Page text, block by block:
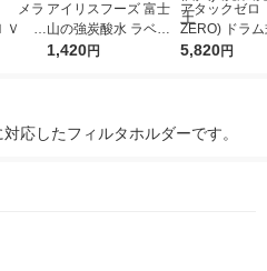
メラ
Ｖ 4
まけ
アイリスフーズ 富士
山の強炭酸水 ラベル
レス 500ml 1箱（24
1,420円
アタックゼロ
ZERO) ドラ
詰め替え メガ
5,820円
応したフィルタホルダーです。